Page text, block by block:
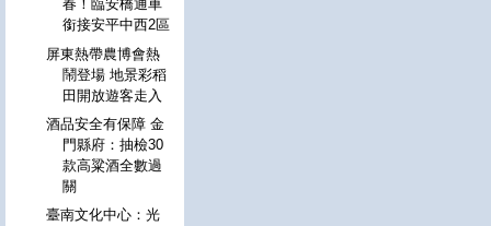
春！臨安橋通車
銜接安平中西2區
屏東熱帶農博會熱
鬧登場 地景彩稻
田開放遊客走入
酒品安全有保障 金
門縣府：抽檢30
款高粱酒全數過
關
臺南文化中心：光